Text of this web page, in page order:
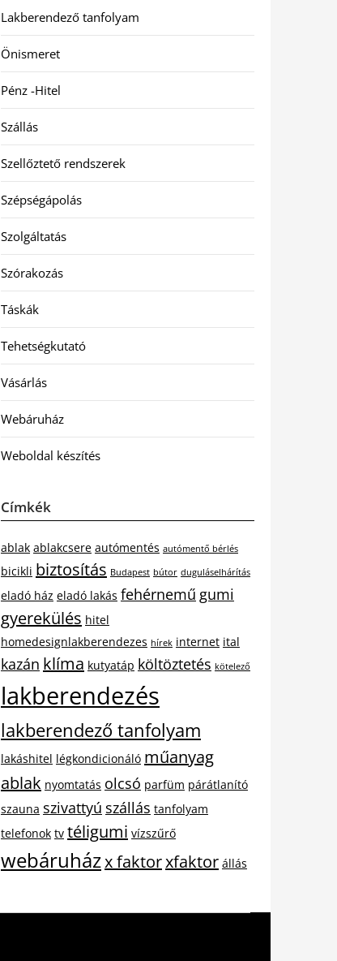
Lakberendező tanfolyam
Önismeret
Pénz -Hitel
Szállás
Szellőztető rendszerek
Szépségápolás
Szolgáltatás
Szórakozás
Táskák
Tehetségkutató
Vásárlás
Webáruház
Weboldal készítés
Címkék
ablak ablakcsere autómentés autómentő bérlés
bicikli biztosítás Budapest bútor duguláselhárítás
eladó ház eladó lakás fehérnemű gumi
gyerekülés hitel
homedesignlakberendezes hírek internet ital
kazán klíma kutyatáp költöztetés kötelező
lakberendezés
lakberendező tanfolyam
lakáshitel légkondicionáló műanyag
ablak nyomtatás olcsó parfüm párátlanító
szauna szivattyú szállás tanfolyam
telefonok tv téligumi vízszűrő
webáruházx faktorxfaktor állás